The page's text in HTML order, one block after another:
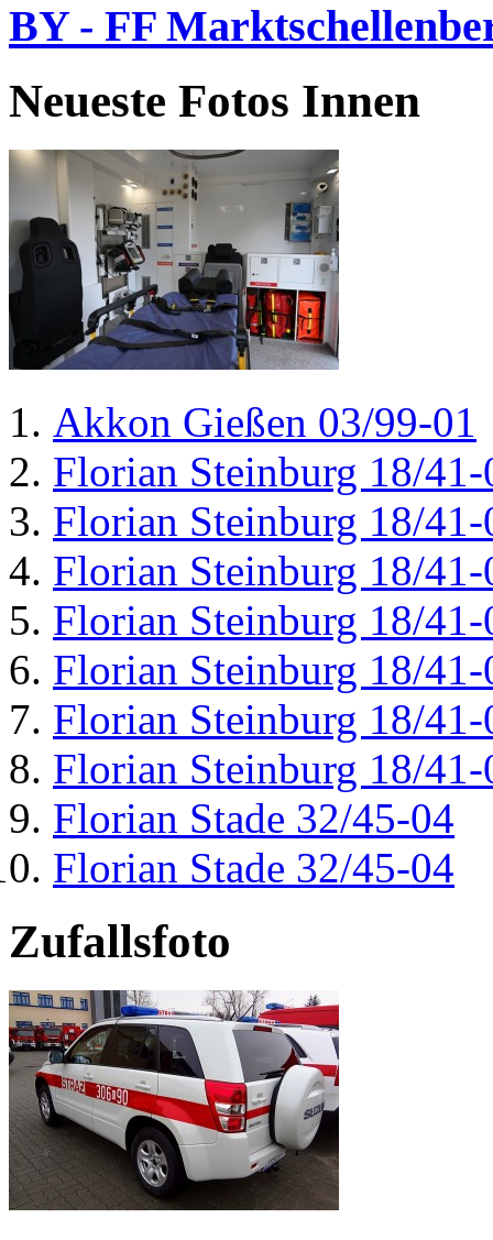
BY - FF
Neueste Fotos Innen
Akkon Gießen 03/99-01
Florian Steinburg 18/41-
Florian Steinburg 18/41-
Florian Steinburg 18/41-
Florian Steinburg 18/41-
Florian Steinburg 18/41-
Florian Steinburg 18/41-
Florian Steinburg 18/41-
Florian Stade 32/45-04
Florian Stade 32/45-04
Zufallsfoto